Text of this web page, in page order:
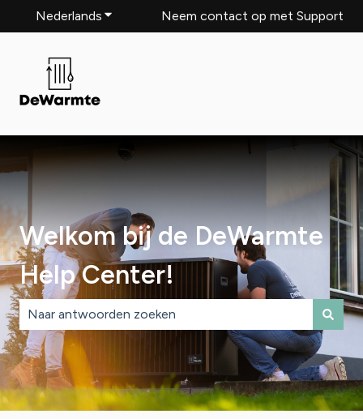
Nederlands Submenu tonen voor vertalingen
Neem contact op met Support
Welkom bij de DeWarmte
Help Center!
Er zijn geen suggesties want het zoekveld is leeg.